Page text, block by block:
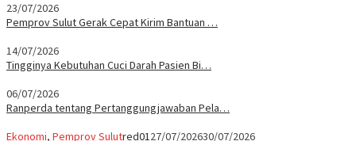
23/07/2026
Pemprov Sulut Gerak Cepat Kirim Bantuan …
14/07/2026
Tingginya Kebutuhan Cuci Darah Pasien Bi…
06/07/2026
Ranperda tentang Pertanggungjawaban Pela…
Ekonomi, Pemprov Sulutred0127/07/202630/07/2026